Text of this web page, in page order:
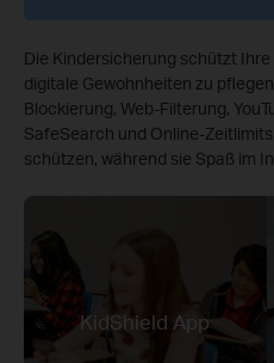
Die Kindersicherung schützt
digitale Gewohnheiten zu
Blockierung, Web-Filterung,
SafeSearch und Online-
schützen, während sie Spaß im
KidShield App